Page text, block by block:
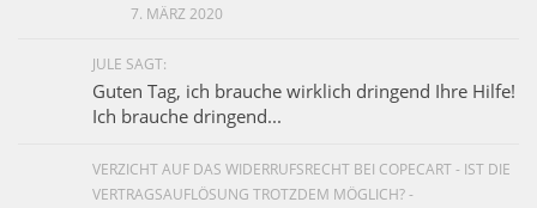
7. MÄRZ 2020
JULE SAGT:
Guten Tag, ich brauche wirklich dringend Ihre Hilfe!
Ich brauche dringend...
VERZICHT AUF DAS WIDERRUFSRECHT BEI COPECART - IST DIE
VERTRAGSAUFLÖSUNG TROTZDEM MÖGLICH? -